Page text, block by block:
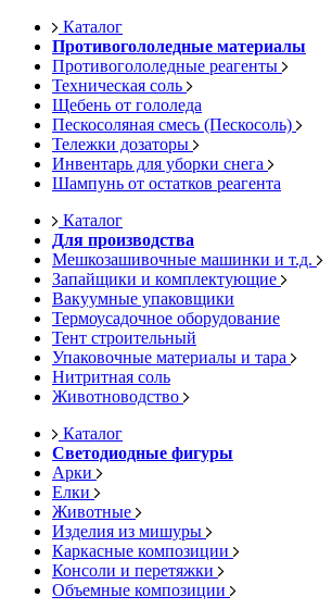
Каталог
Противогололедные материалы
Противогололедные реагенты
Техническая соль
Щебень от гололеда
Пескосоляная смесь (Пескосоль)
Тележки дозаторы
Инвентарь для уборки снега
Шампунь от остатков реагента
Каталог
Для производства
Мешкозашивочные машинки и т.д.
Запайщики и комплектующие
Вакуумные упаковщики
Термоусадочное оборудование
Тент строительный
Упаковочные материалы и тара
Нитритная соль
Животноводство
Каталог
Светодиодные фигуры
Арки
Елки
Животные
Изделия из мишуры
Каркасные композиции
Консоли и перетяжки
Объемные композиции